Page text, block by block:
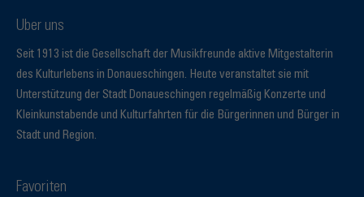
Über uns
Seit 1913 ist die Gesellschaft der Musikfreunde aktive Mitgestalterin
des Kulturlebens in Donaueschingen. Heute veranstaltet sie mit
Unterstützung der Stadt Donaueschingen regelmäßig Konzerte und
Kleinkunstabende und Kulturfahrten für die Bürgerinnen und Bürger in
Stadt und Region.
Favoriten